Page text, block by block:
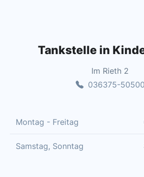
Tankstelle in
Im Rieth 2
036375-50500
Montag - Freitag
Samstag, Sonntag